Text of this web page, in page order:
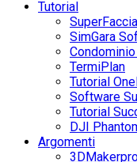
Tutorial
SimGara
TermiPlan
Tutorial
Software
Tutorial
DJI
Argomenti